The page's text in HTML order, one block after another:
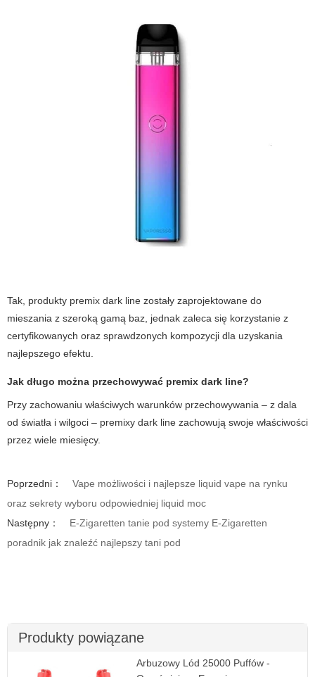
Tak, produkty premix dark line zostały zaprojektowane do
mieszania z szeroką gamą baz, jednak zaleca się korzystanie z
certyfikowanych oraz sprawdzonych kompozycji dla uzyskania
najlepszego efektu.
Jak długo można przechowywać premix dark line?
Przy zachowaniu właściwych warunków przechowywania – z dala
od światła i wilgoci – premixy dark line zachowują swoje właściwości
przez wiele miesięcy.
Poprzedni：
Vape możliwości i najlepsze liquid vape na rynku
oraz sekrety wyboru odpowiedniej liquid moc
Następny：
E-Zigaretten tanie pod systemy E-Zigaretten
poradnik jak znaleźć najlepszy tani pod
Produkty powiązane
Arbuzowy Lód 25000 Puffów -